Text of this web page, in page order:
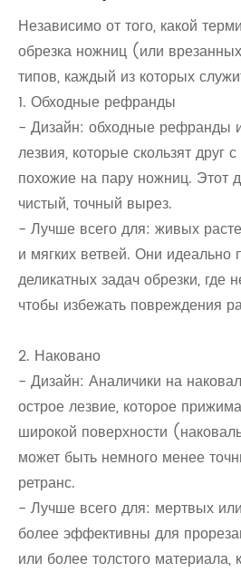
Независимо от того, какой
обрезка ножниц (или
типов, каждый из которых
1. Обходные рефранды
- Дизайн: обходные рефранды
лезвия, которые скользят друг
похожие на пару ножниц. Этот
чистый, точный вырез.
- Лучше всего для: живых
и мягких ветвей. Они идеально
деликатных задач обрезки, где
чтобы избежать повреждения
2. Наковано
- Дизайн: Аналичики на
острое лезвие, которое
широкой поверхности
может быть немного менее
ретранс.
- Лучше всего для: мертвых
более эффективны для
или более толстого материала,